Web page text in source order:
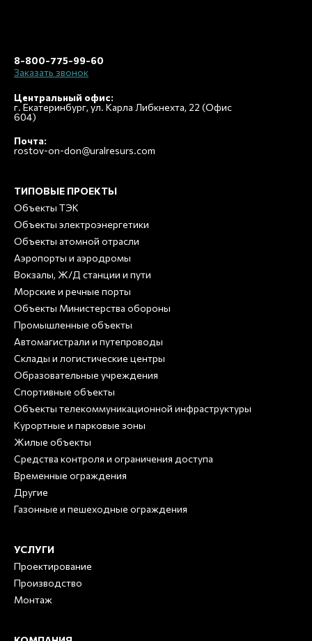
8-800-775-99-60
Заказать звонок
Центральный офис:
г. Екатеринбург, ул. Карла Либкнехта, 22 (Офис
604)
Почта:
rostov-on-don@uralresurs.com
ТИПОВЫЕ ПРОЕКТЫ
Объекты ТЭК
Объекты электроэнергетики
Объекты атомной отрасли
Аэропорты и аэродромы
Вокзалы, Ж/Д станции и пути
Морские и речные порты
Объекты Министерства обороны
Промышленные объекты
Автомагистрали и путепроводы
Склады и логистические центры
Образовательные учреждения
Спортивные объекты
Объекты телекоммуникационной инфраструктуры
Курортные и парковые зоны
Жилые объекты
Средства контроля и ограничения доступа
Временные ограждения
Другие
Газонные и пешеходные ограждения
УСЛУГИ
Проектирование
Производство
Монтаж